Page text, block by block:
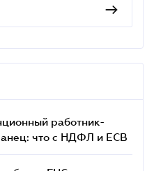
работник-
что с НДФЛ и ЕСВ